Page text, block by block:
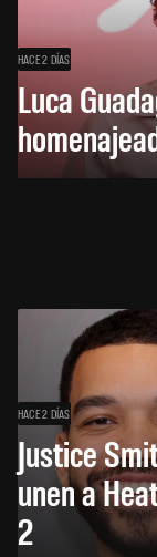
HACE 2 DÍAS
Luca
HACE 2 DÍAS
Justice
unen a
2